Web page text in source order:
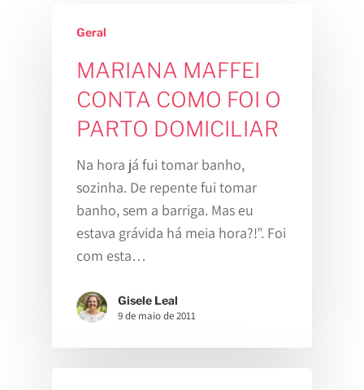
Geral
MARIANA MAFFEI
CONTA COMO FOI O
PARTO DOMICILIAR
Na hora já fui tomar banho,
sozinha. De repente fui tomar
banho, sem a barriga. Mas eu
estava grávida há meia hora?!”. Foi
com esta…
Gisele Leal
9 de maio de 2011